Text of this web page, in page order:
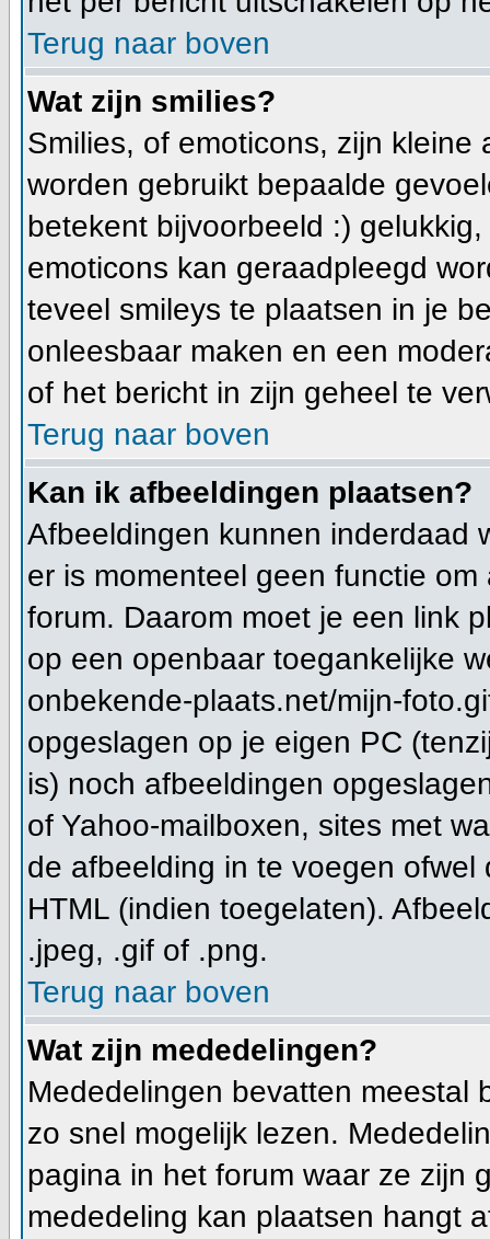
Terug naar boven
Wat zijn smilies?
Smilies, of emoticons, zijn
worden gebruikt bepaalde
betekent bijvoorbeeld :)
emoticons kan geraadpleegd
teveel smileys te plaatsen in je
onleesbaar maken en een
of het bericht in zijn geheel te
Terug naar boven
Kan ik afbeeldingen plaatsen?
Afbeeldingen kunnen inderdaad
er is momenteel geen functie
forum. Daarom moet je een link
op een openbaar toegankelijke
onbekende-plaats.net/mijn-
opgeslagen op je eigen PC
is) noch afbeeldingen
of Yahoo-mailboxen, sites met
de afbeelding in te voegen
HTML (indien toegelaten).
.jpeg, .gif of .png.
Terug naar boven
Wat zijn mededelingen?
Mededelingen bevatten meestal
zo snel mogelijk lezen.
pagina in het forum waar ze zijn
mededeling kan plaatsen hangt